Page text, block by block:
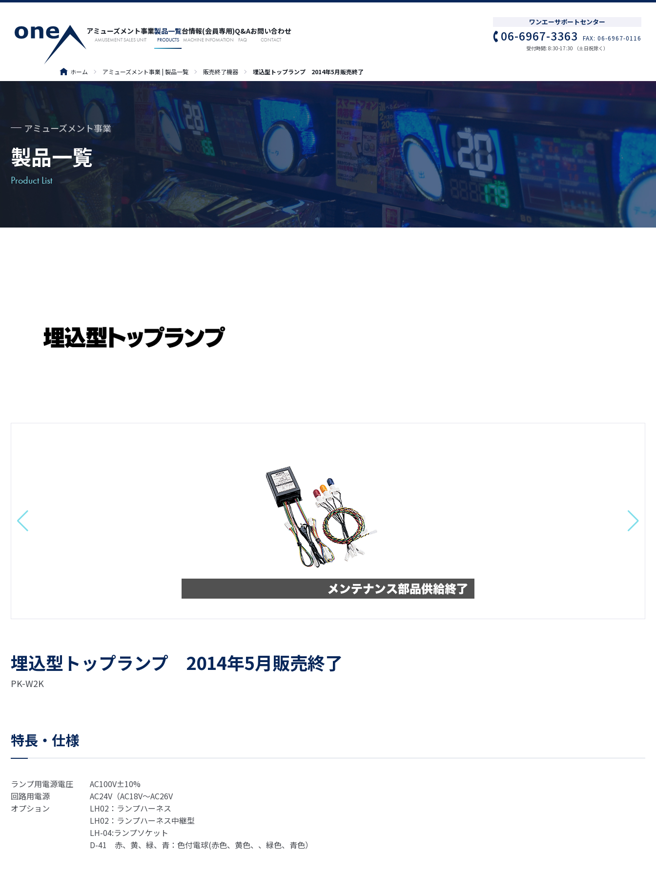
アミューズメント事業
AMUSEMENT SALES UNIT
製品一覧
PRODUCTS
台情報(会員専用)
MACHINE INFOMATION
Q&A
FAQ
お問い合わせ
CONTACT
ワンエーサポートセンター
06-6967-3363 FAX: 06-6967-0116
受付時間: 8:30-17:30 （土日祝除く）
ホーム アミューズメント事業 | 製品一覧 販売終了機器 埋込型トップランプ 2014年5月販売終了
アミューズメント事業
製品一覧
Product List
埋込型トップランプ 2014年5月販売終了
PK-W2K
特長・仕様
ランプ用電源電圧
AC100V±10%
回路用電源
AC24V（AC18V～AC26V
オプション
LH02：ランプハーネス
LH02：ランプハーネス中継型
LH-04:ランプソケット
D-41 赤、黄、緑、青：色付電球(赤色、黄色、、緑色、青色）